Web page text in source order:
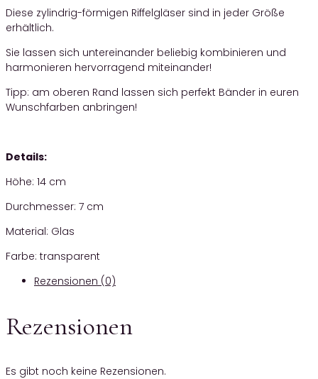
Diese zylindrig-förmigen Riffelgläser sind in jeder Größe
erhältlich.
Sie lassen sich untereinander beliebig kombinieren und
harmonieren hervorragend miteinander!
Tipp: am oberen Rand lassen sich perfekt Bänder in euren
Wunschfarben anbringen!
Details:
Höhe: 14 cm
Durchmesser: 7 cm
Material: Glas
Farbe: transparent
Rezensionen (0)
Rezensionen
Es gibt noch keine Rezensionen.